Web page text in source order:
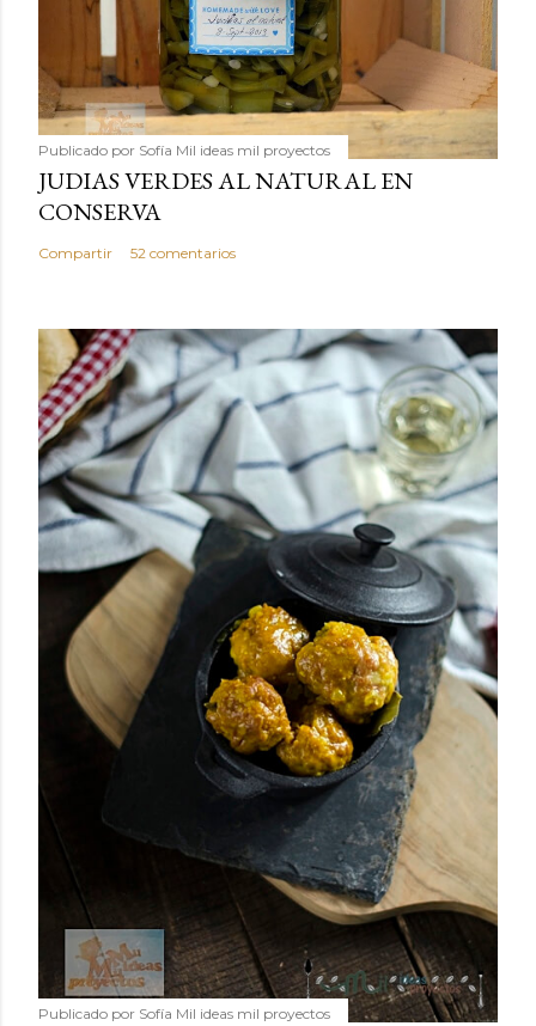
Publicado por Sofía Mil ideas mil proyectos
JUDIAS VERDES AL NATURAL EN
CONSERVA
Compartir 52 comentarios
Publicado por Sofía Mil ideas mil proyectos